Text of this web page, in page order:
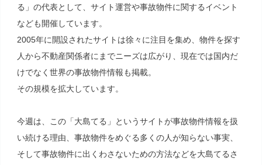
る」の代表として、サイト運営や事故物件に関するイベント
なども開催しています。
2005年に開設されたサイトは徐々に注目を集め、物件を探す
人から不動産関係者にまでニーズは広がり、現在では国内だ
けでなく世界の事故物件情報も掲載。
その規模を拡大しています。
今週は、この「大島てる」というサイトが事故物件情報を扱
い続ける理由、事故物件をめぐる多くの人が知らない事実、
そして事故物件に出くわさないための方法などを大島てるさ